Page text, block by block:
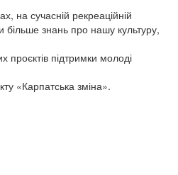
на сучасній рекреаційній
більше знань про нашу культуру,
проєктів підтримки молоді
«Карпатська зміна».